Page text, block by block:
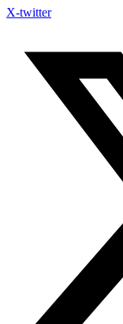
X-twitter